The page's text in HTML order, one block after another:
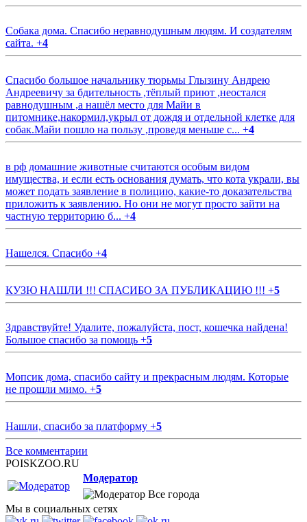
Собака дома. Спасибо неравнодушным людям. И создателям
сайта. +4
Спасибо большое начальнику тюрьмы Глызину Андрею
Андреевичу за бдительность ,тёплый приют ,неостался
равнодушным ,а нашёл место для Майи в
питомнике,накормил,укрыл от дождя и отдельной клетке для
собак.Майи пошло на пользу ,проведя меньше с... +4
в рф домашние животные считаются особым видом
имущества, и если есть основания думать, что кота украли, вы
может подать заявление в полицию, какие-то доказательства
приложить к заявлению. Но они не могут просто зайти на
частную территорию б... +4
Нашелся. Спасибо +4
КУЗЮ НАШЛИ !!! СПАСИБО ЗА ПУБЛИКАЦИЮ !!! +5
Здравствуйте! Удалите, пожалуйста, пост, кошечка найдена!
Большое спасибо за помощь +5
Мопсик дома, спасибо сайту и прекрасным людям. Которые
не прошли мимо. +5
Нашли, спасибо за платформу +5
Все комментарии
POISKZOO.RU
Модератор
Все города
Мы в социальных сетях